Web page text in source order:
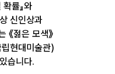
률』와
신인상과
젊은 모색》
립현대미술관)
습니다.